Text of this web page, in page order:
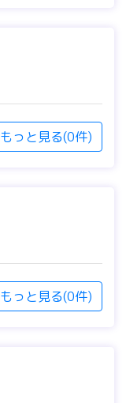
もっと見る(0件)
もっと見る(0件)